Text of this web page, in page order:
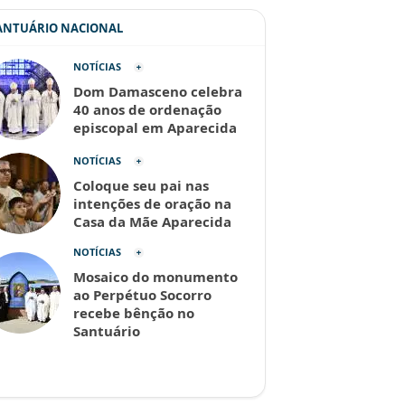
NACIONAL
NOTÍCIAS
Dom Damasceno celebra
40 anos de ordenação
episcopal em Aparecida
NOTÍCIAS
Coloque seu pai nas
intenções de oração na
Casa da Mãe Aparecida
NOTÍCIAS
Mosaico do monumento
ao Perpétuo Socorro
recebe bênção no
Santuário